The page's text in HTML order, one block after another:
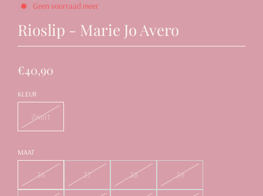
Geen voorraad meer
Rioslip - Marie Jo Avero
€40,90
KLEUR
Zwart
MAAT
36 37 38 39